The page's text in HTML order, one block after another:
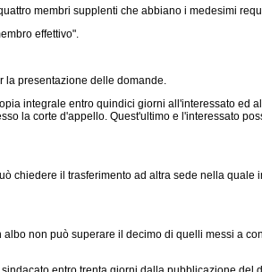
membri supplenti che abbiano i medesimi
effettivo".
presentazione delle domande.
integrale entro quindici giorni all'interessato ed
la corte d'appello. Quest'ultimo e l'interessato
il trasferimento ad altra sede nella
non può superare il decimo di quelli messi a